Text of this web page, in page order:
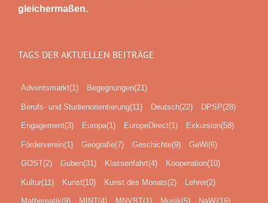
gleichermaßen.
TAGS DER AKTUELLEN BEITRÄGE
Adventsmarkt(1) Begegnungen(21)
Berufs- und Studienorientierung(11) Deutsch(22) DPSP(28)
Engagement(3) Europa(1) EuropeDirect(1) Exkursion(58)
Förderverein(1) Geografie(7) Geschichte(9) GeWi(6)
GOST(2) Guben(31) Klassenfahrt(4) Kooperation(10)
Kultur(11) Kunst(10) Kunst des Monats(2) Lehrer(2)
Mathematik(9) MINT(4) MNVBT(1) Musik(5) NaWi(16)